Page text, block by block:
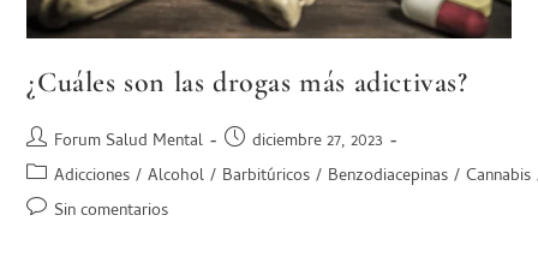
¿Cuáles son las drogas más adictivas?
Forum Salud Mental
diciembre 27, 2023
Adicciones / Alcohol / Barbitúricos / Benzodiacepinas / Cannabis
Sin comentarios